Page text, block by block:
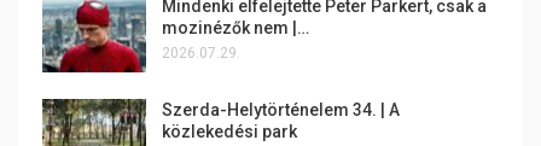
Mindenki elfelejtette Peter Parkert, csak a
mozinézők nem |…
2026.07.29.
Szerda-Helytörténelem 34. | A
közlekedési park